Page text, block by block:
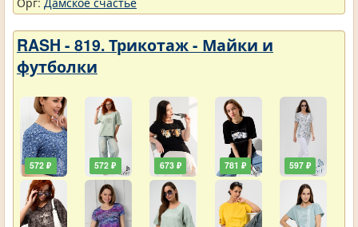
RASH - 819. Трикотаж - Майки и
футболки
572 ₽ 572 ₽ 673 ₽ 781 ₽ 597 ₽